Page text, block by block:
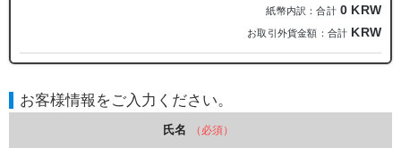
紙幣内訳：合計 0 KRW
お取引外貨金額：合計 KRW
お客様情報をご入力ください。
氏名 （必須）